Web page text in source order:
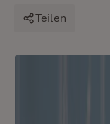
Teilen